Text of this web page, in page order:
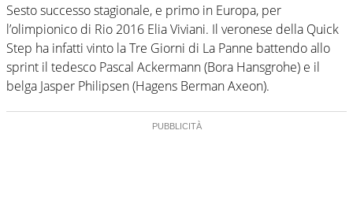
Sesto successo stagionale, e primo in Europa, per
l’olimpionico di Rio 2016 Elia Viviani. Il veronese della Quick
Step ha infatti vinto la Tre Giorni di La Panne battendo allo
sprint il tedesco Pascal Ackermann (Bora Hansgrohe) e il
belga Jasper Philipsen (Hagens Berman Axeon).